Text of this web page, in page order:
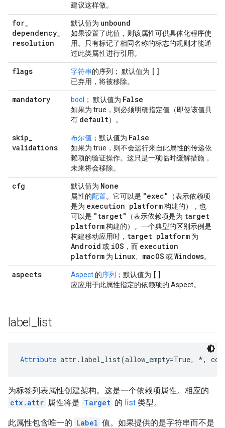
建议这样做。
for_
dependency_
resolution
默认值为 unbound
如果设置了此值，则该属性可供具体化程序使
用。只有标记了相同名称的标志的规则才能通
过此类属性进行引用。
flags 字符串的序列； 默认值为 []
已弃用，将被移除。
mandatory bool ； 默认值为 False
如果为 true，则必须明确指定值（即使该值具
有 default）。
skip_
validations
布尔值 ；默认值为 False
如果为 true，则不会运行来自此属性的传递依
赖项的验证操作。这只是一项临时缓解措施，
未来将会移除。
cfg 默认值为 None
属性的配置。它可以是 "exec"
（表示依赖项
是为 execution platform构建的），也
可以是 "target" （表示依赖项是为 target
platform构建的）。一个典型的区别示例是
构建移动应用时， target platform 为
Android 或 iOS ，而 execution
platform 为 Linux macOS 或Windows。
aspects Aspect 的序列 ；默认值为 []
应应用于此属性指定的依赖项的 Aspect。
label list
Attribute attr.label_list(allow_empty=True, *,
为标签列表属性创建架构。这是一个依赖项属性。相应的
ctx.attr 属性将是 Target 的 list 类型。
此属性包含唯一的 Label 值。如果提供的是字符串而不是